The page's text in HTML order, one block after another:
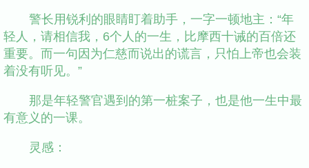
警长用锐利的眼睛盯着助手，一字一顿地主：“年
轻人，请相信我，6个人的一生，比摩西十诫的百倍还
重要。而一句因为仁慈而说出的谎言，只怕上帝也会装
着没有听见。”
那是年轻警官遇到的第一桩案子，也是他一生中最
有意义的一课。
灵感：